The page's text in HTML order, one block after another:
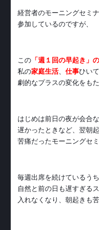
経営者のモーニングセミ
参加しているのですが、
この 「週１回の早起き」
私の家庭生活、仕事ひい
劇的なプラスの変化をも
はじめは前日の夜が会合
遅かったときなど、翌朝
苦痛だったモーニングセ
毎週出席を続けているう
自然と前の日も遅すぎる
入れなくなり、朝起きも